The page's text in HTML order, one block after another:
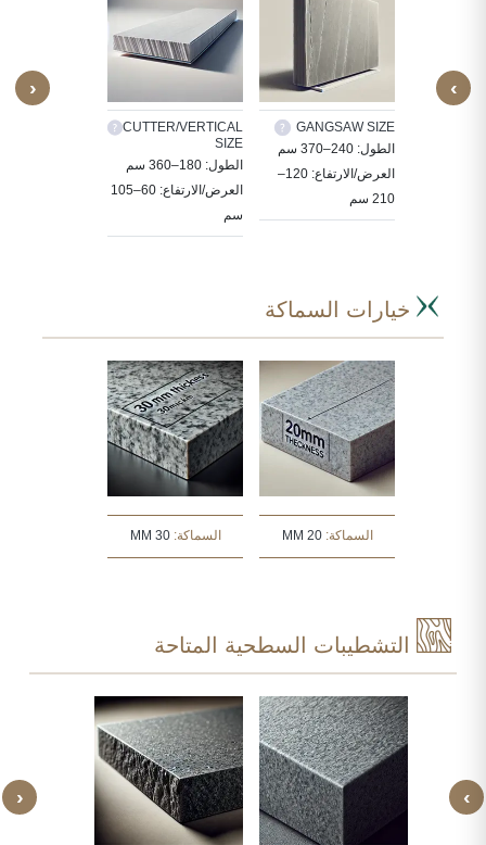
‹
GANGSAW SIZE
الطول: 240–370 سم
العرض/الارتفاع: 120–
210 سم
CUTTER/VERTICAL
SIZE
الطول: 180–360 سم
العرض/الارتفاع: 60–105
سم
›
خيارات السماكة
السماكة:20 MM السماكة:30 MM
التشطيبات السطحية المتاحة
‹ ›